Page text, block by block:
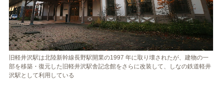
旧軽井沢駅は北陸新幹線長野駅開業の1997 年に取り壊されたが、建物の一
部を移築・復元した旧軽井沢駅舎記念館をさらに改装して、しなの鉄道軽井
沢駅として利用している